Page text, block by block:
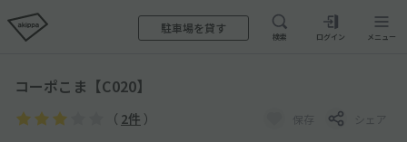
駐車場を貸す
検索 ログイン メニュー
コーポこま【C020】
（ 2件 ） 保存 シェア